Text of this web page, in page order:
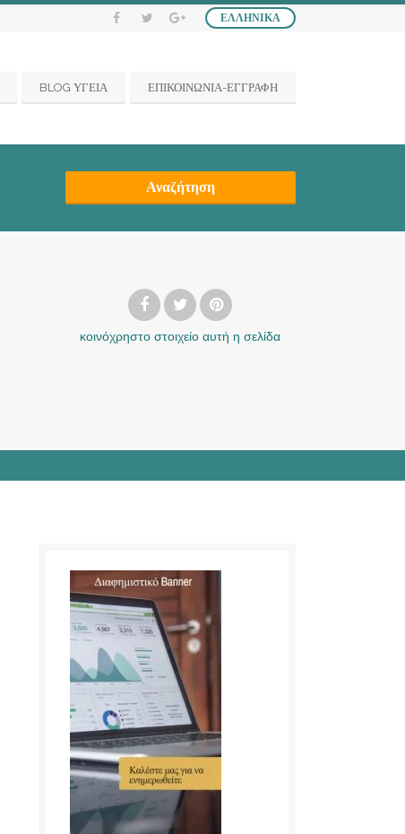
ΕΛΛΗΝΙΚΆ
BLOG ΥΓΕΙΑ ΕΠΙΚΟΙΝΩΝΙΑ-ΕΓΓΡΑΦΗ
Αναζήτηση
κοινόχρηστο στοιχείο αυτή η σελίδα